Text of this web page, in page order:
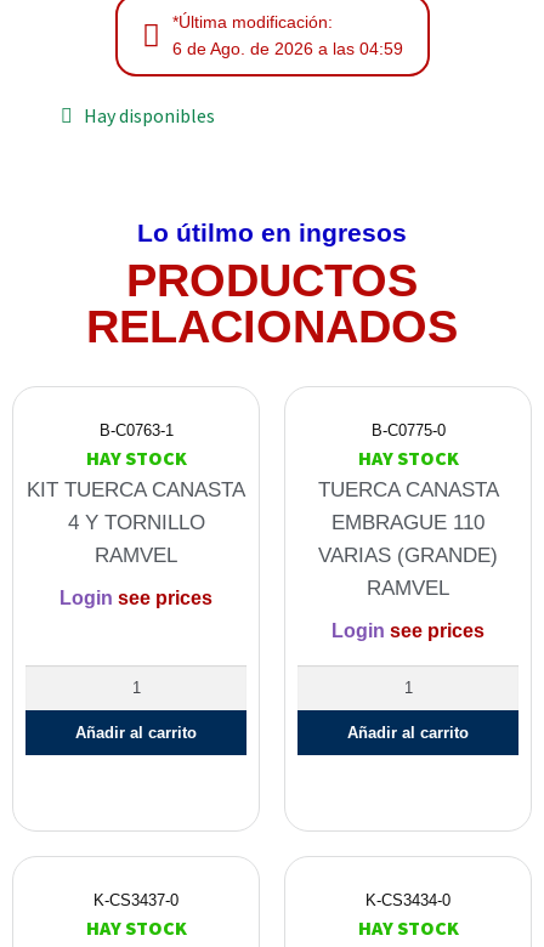
*Última modificación:
6 de Ago. de 2026 a las 04:59
Hay disponibles
Lo útilmo en ingresos
PRODUCTOS
RELACIONADOS
B-C0763-1
HAY STOCK
KIT TUERCA CANASTA
4 Y TORNILLO
RAMVEL
Login see prices
Añadir al carrito
B-C0775-0
HAY STOCK
TUERCA CANASTA
EMBRAGUE 110
VARIAS (GRANDE)
RAMVEL
Login see prices
Añadir al carrito
K-CS3437-0
HAY STOCK
K-CS3434-0
HAY STOCK